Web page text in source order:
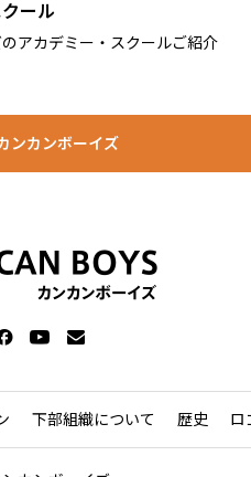
ール
アカデミー・スクールご紹介
ンカンボーイズ
下部組織について 歴史 ロ